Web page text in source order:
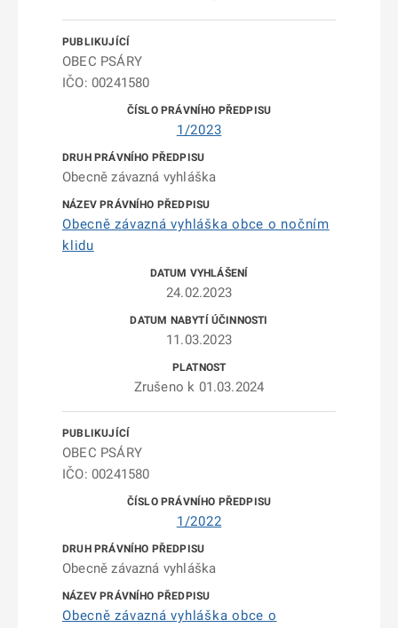
OBEC PSÁRY
IČO: 00241580
1/2023
Obecně závazná vyhláška
Obecně závazná vyhláška obce o nočním
klidu
24.02.2023
11.03.2023
Zrušeno k 01.03.2024
OBEC PSÁRY
IČO: 00241580
1/2022
Obecně závazná vyhláška
Obecně závazná vyhláška obce o